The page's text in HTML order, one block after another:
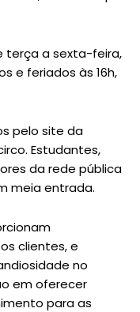
terça a sexta-feira,
e feriados às 16h,
pelo site da
Estudantes,
da rede pública
meia entrada.
clientes, e
no
em oferecer
para as